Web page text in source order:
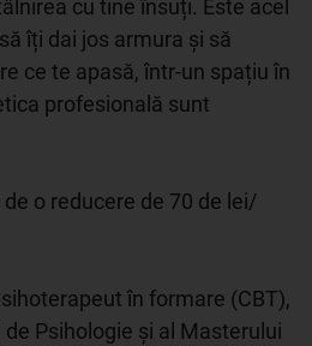
cu tine însuți. Este acel
îți dai jos armura și să
ce te apasă, într-un spațiu în
profesională sunt
o reducere de 70 de lei/
în formare (CBT),
Psihologie și al Masterului